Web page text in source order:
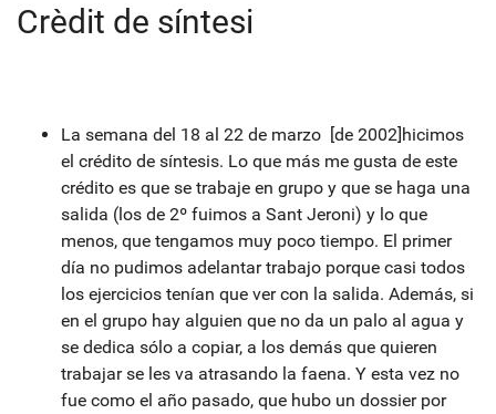
Crèdit de síntesi
La semana del 18 al 22 de marzo [de 2002]hicimos
el crédito de síntesis. Lo que más me gusta de este
crédito es que se trabaje en grupo y que se haga una
salida (los de 2º fuimos a Sant Jeroni) y lo que
menos, que tengamos muy poco tiempo. El primer
día no pudimos adelantar trabajo porque casi todos
los ejercicios tenían que ver con la salida. Además, si
en el grupo hay alguien que no da un palo al agua y
se dedica sólo a copiar, a los demás que quieren
trabajar se les va atrasando la faena. Y esta vez no
fue como el año pasado, que hubo un dossier por